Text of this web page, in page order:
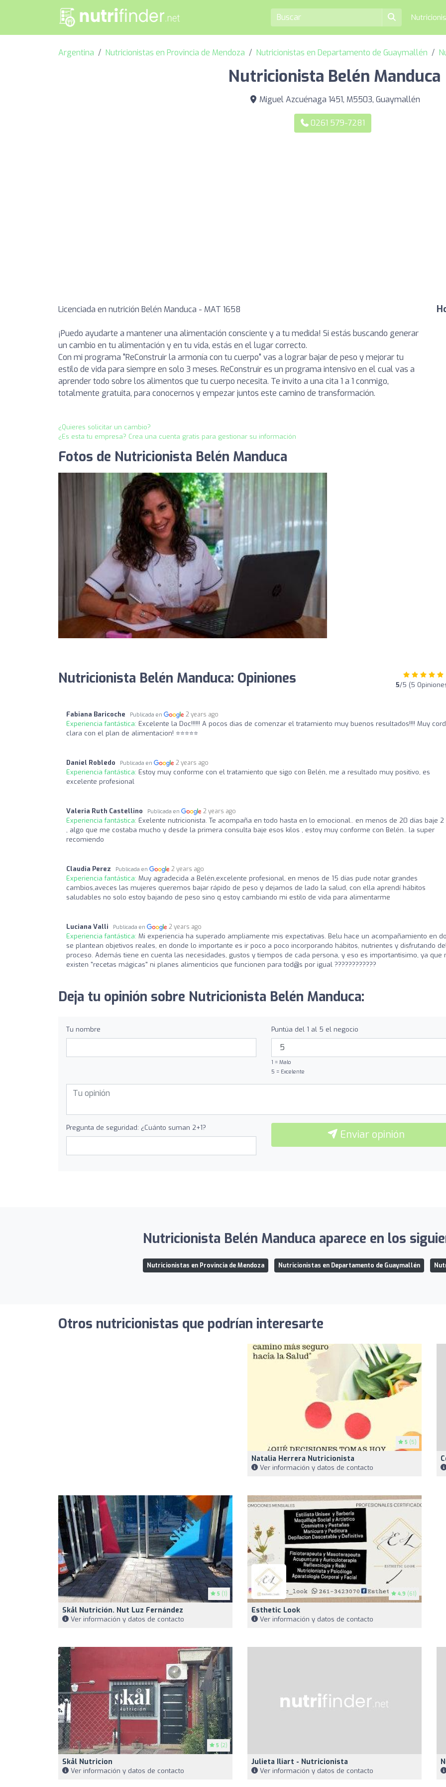
Argentina Nutricionistas en Provincia de Mendoza Nutricionistas en Departamento de Guaymallén
Nutricionista Belén Manduca
Miguel Azcuénaga 1451, M5503, Guaymallén
0261 579-7281
Licenciada en nutrición Belén Manduca - MAT 1658
¡Puedo ayudarte a mantener una alimentación consciente y a tu medida! Si estás buscando generar
un cambio en tu alimentación y en tu vida, estás en el lugar correcto.
Con mi programa "ReConstruir la armonía con tu cuerpo" vas a lograr bajar de peso y mejorar tu
estilo de vida para siempre en solo 3 meses. ReConstruir es un programa intensivo en el cual vas a
aprender todo sobre los alimentos que tu cuerpo necesita. Te invito a una cita 1 a 1 conmigo,
totalmente gratuita, para conocernos y empezar juntos este camino de transformación.
¿Quieres solicitar un cambio?
¿Es esta tu empresa? Crea una cuenta gratis para gestionar su información
Fotos de Nutricionista Belén Manduca
Nutricionista Belén Manduca: Opiniones 5/5 (5
Fabiana Baricoche Publicada en 2 years ago
Experiencia fantástica: Excelente la Doc!!!!!! A pocos dias de comenzar el tratamiento muy buenos resultados!!!! Muy
clara con el plan de alimentacion! ⭐⭐⭐⭐⭐
Daniel Robledo Publicada en 2 years ago
Experiencia fantástica: Estoy muy conforme con el tratamiento que sigo con Belén, me a resultado muy positivo, es
excelente profesional
Valeria Ruth Castellino Publicada en 2 years ago
Experiencia fantástica: Exelente nutricionista. Te acompaña en todo hasta en lo emocional.. en menos de 20 días baje 2
, algo que me costaba mucho y desde la primera consulta baje esos kilos , estoy muy conforme con Belén.. la super
recomiendo
Claudia Perez Publicada en 2 years ago
Experiencia fantástica: Muy agradecida a Belén,excelente profesional, en menos de 15 días pude notar grandes
cambios,aveces las mujeres queremos bajar rápido de peso y dejamos de lado la salud, con ella aprendí hábitos
saludables no solo estoy bajando de peso sino q estoy cambiando mi estilo de vida para alimentarme
Luciana Valli Publicada en 2 years ago
Experiencia fantástica: Mi experiencia ha superado ampliamente mis expectativas. Belu hace un acompañamiento en
se plantean objetivos reales, en donde lo importante es ir poco a poco incorporando hábitos, nutrientes y disfrutando
proceso. Además tiene en cuenta las necesidades, gustos y tiempos de cada persona, y eso es importantisimo, ya que
existen "recetas mágicas" ni planes alimenticios que funcionen para tod@s por igual ????????????
Deja tu opinión sobre Nutricionista Belén Manduca:
Tu nombre Puntúa del 1 al 5 el negocio
1 = Malo
5 = Excelente
Pregunta de seguridad: ¿Cuánto suman 2+1?
Enviar opinión
Nutricionista Belén Manduca aparece en los
Nutricionistas en Provincia de Mendoza Nutricionistas en Departamento de Guaymallén
Otros nutricionistas que podrían interesarte
5 (5)
Natalia Herrera Nutricionista
Ver información y datos de contacto
5 (1)
Skål Nutrición. Nut Luz Fernández
Ver información y datos de contacto
4.9 (61)
Esthetic Look
Ver información y datos de contacto
5 (2)
Skål Nutricion
Ver información y datos de contacto
Julieta Iliart - Nutricionista
Ver información y datos de contacto